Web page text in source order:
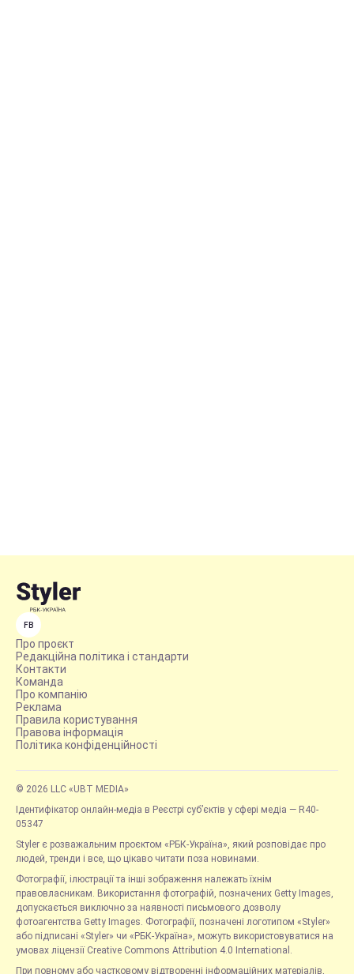
FB
Про проєкт
Редакційна політика і стандарти
Контакти
Команда
Про компанію
Реклама
Правила користування
Правова інформація
Політика конфіденційності
© 2026 LLC «UBT MEDIA»
Ідентифікатор онлайн-медіа в Реєстрі суб’єктів у сфері медіа — R40-
05347
Styler є розважальним проєктом «РБК-Україна», який розповідає про
людей, тренди і все, що цікаво читати поза новинами.
Фотографії, ілюстрації та інші зображення належать їхнім
правовласникам. Використання фотографій, позначених Getty Images,
допускається виключно за наявності письмового дозволу
фотоагентства Getty Images. Фотографії, позначені логотипом «Styler»
або підписані «Styler» чи «РБК-Україна», можуть використовуватися на
умовах ліцензії Creative Commons Attribution 4.0 International.
При повному або частковому відтворенні інформаційних матеріалів,